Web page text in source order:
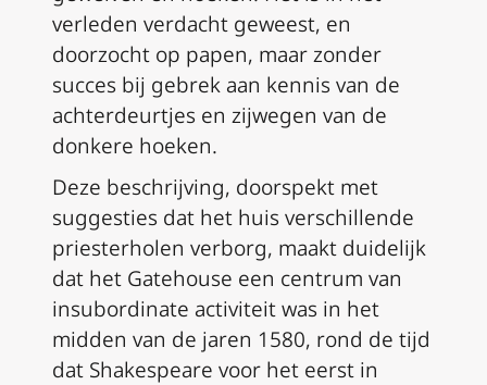
verleden verdacht geweest, en
doorzocht op papen, maar zonder
succes bij gebrek aan kennis van de
achterdeurtjes en zijwegen van de
donkere hoeken.
Deze beschrijving, doorspekt met
suggesties dat het huis verschillende
priesterholen verborg, maakt duidelijk
dat het Gatehouse een centrum van
insubordinate activiteit was in het
midden van de jaren 1580, rond de tijd
dat Shakespeare voor het eerst in